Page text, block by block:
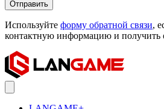
Отправить
Используйте форму обратной связи,
контактную информацию и получить